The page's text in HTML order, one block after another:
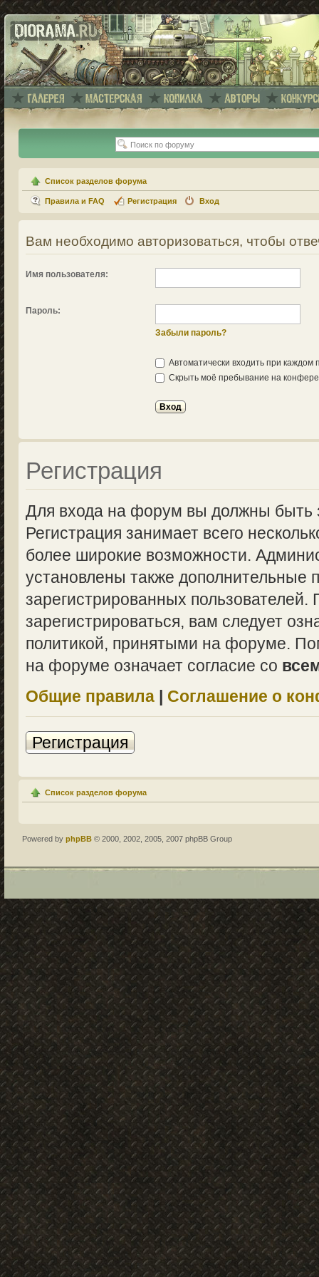
Список разделов форума
Правила и FAQ Регистрация Вход
Вам необходимо авторизоваться, чтобы
Имя пользователя:
Пароль:
Забыли пароль?
Автоматически входить при каждом
Скрыть моё пребывание на
Регистрация
Для входа на форум вы должны быть
Регистрация занимает всего
более широкие возможности.
установлены также дополнительные
зарегистрированных
зарегистрироваться, вам следует
политикой, принятыми на форуме.
на форуме означает согласие со
Общие правила | Соглашение о
Регистрация
Список разделов форума
Powered by phpBB © 2000, 2002, 2005, 2007 phpBB Group